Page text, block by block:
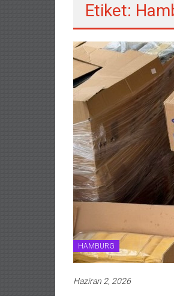
Etiket:
HAMBURG
Haziran 2, 2026